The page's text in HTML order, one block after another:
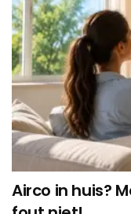
Airco in huis?